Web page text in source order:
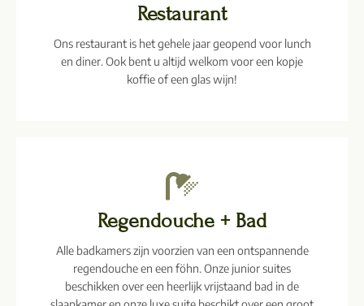
Restaurant
Ons restaurant is het gehele jaar geopend voor lunch
en diner. Ook bent u altijd welkom voor een kopje
koffie of een glas wijn!
Regendouche + Bad
Alle badkamers zijn voorzien van een ontspannende
regendouche en een föhn. Onze junior suites
beschikken over een heerlijk vrijstaand bad in de